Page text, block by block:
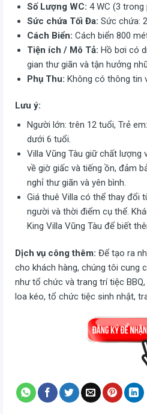
Số Lượng WC: 4 WC (3 trong
Sức chứa Tối Đa: Sức chứa:
Cách Biển: Cách biển 800
Tiện ích / Mô Tả: Hồ bơi có
gian thư giãn và tận hưởng
Phụ Thu: Không có thông tin
Lưu ý:
Người lớn: trên 12 tuổi, Trẻ
dưới 6 tuổi.
Villa Vũng Tàu giữ chất lượng
về giờ giấc và tiếng ồn, đảm
nghỉ thư giãn và yên bình.
Giá thuê Villa có thể thay đổi
người và thời điểm cụ thể.
King Villa Vũng Tàu để biết
Dịch vụ công thêm: Để tạo ra
cho khách hàng, chúng tôi cung
như tổ chức và trang trí tiệc
loa kéo, tổ chức tiệc sinh nhật,